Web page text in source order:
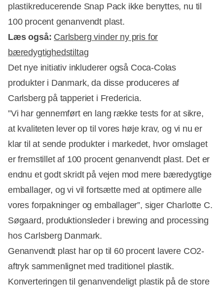
plastikreducerende Snap Pack ikke benyttes, nu til
100 procent genanvendt plast.
Læs også: Carlsberg vinder ny pris for
bæredygtighedstiltag
Det nye initiativ inkluderer også Coca-Colas
produkter i Danmark, da disse produceres af
Carlsberg på tapperiet i Fredericia.
”Vi har gennemført en lang række tests for at sikre,
at kvaliteten lever op til vores høje krav, og vi nu er
klar til at sende produkter i markedet, hvor omslaget
er fremstillet af 100 procent genanvendt plast. Det er
endnu et godt skridt på vejen mod mere bæredygtige
emballager, og vi vil fortsætte med at optimere alle
vores forpakninger og emballager”, siger Charlotte C.
Søgaard, produktionsleder i brewing and processing
hos Carlsberg Danmark.
Genanvendt plast har op til 60 procent lavere CO2-
aftryk sammenlignet med traditionel plastik.
Konverteringen til genanvendeligt plastik på de store